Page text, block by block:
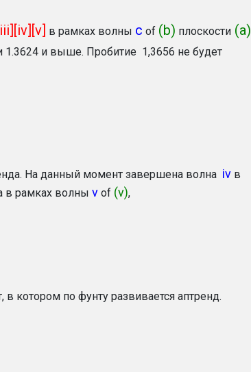
в рамках волны c of (b) плоскости (a)
и выше. Пробитие 1,3656 не будет
На данный момент завершена волна iv в
в рамках волны v of (v),
котором по фунту развивается аптренд.